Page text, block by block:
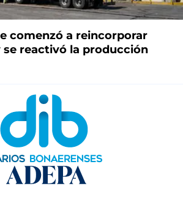
comenzó a reincorporar
reactivó la producción